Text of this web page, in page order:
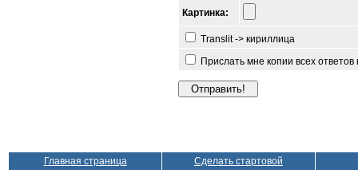
Картинка:
Translit -> кириллица
Прислать мне копии всех
Главная страница Сделать стартовой